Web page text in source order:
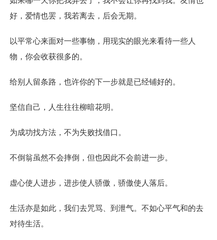
好，爱情也罢，我若离去，后会无期。
以平常心来面对一些事物，用现实的眼光来看待一些人
物，你会收获很多的。
给别人留条路，也许你的下一步就是已经铺好的。
坚信自己，人生往往柳暗花明。
为成功找方法，不为失败找借口。
不倒翁虽然不会摔倒，但也因此不会前进一步。
虚心使人进步，进步使人骄傲，骄傲使人落后。
生活亦是如此，我们去咒骂、到泄气。不如心平气和的去
对待生活。